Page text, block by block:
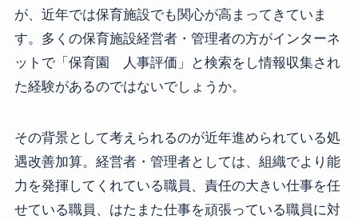
が、近年では保育施設でも関心が高まってきていま
す。多くの保育施設経営者・管理者の方がインターネ
ットで「保育園 人事評価」と検索をし情報収集され
た経験があるのではないでしょうか。
その背景として考えられるのが近年進められている処
遇改善加算。経営者・管理者としては、組織でより能
力を発揮してくれている職員、責任の大きい仕事を任
せている職員、はたまた仕事を頑張っている職員に対